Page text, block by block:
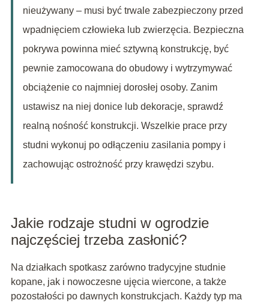
nieużywany – musi być trwale zabezpieczony przed
wpadnięciem człowieka lub zwierzęcia. Bezpieczna
pokrywa powinna mieć sztywną konstrukcję, być
pewnie zamocowana do obudowy i wytrzymywać
obciążenie co najmniej dorosłej osoby. Zanim
ustawisz na niej donice lub dekoracje, sprawdź
realną nośność konstrukcji. Wszelkie prace przy
studni wykonuj po odłączeniu zasilania pompy i
zachowując ostrożność przy krawędzi szybu.
Jakie rodzaje studni w ogrodzie
najczęściej trzeba zasłonić?
Na działkach spotkasz zarówno tradycyjne studnie
kopane, jak i nowoczesne ujęcia wiercone, a także
pozostałości po dawnych konstrukcjach. Każdy typ ma